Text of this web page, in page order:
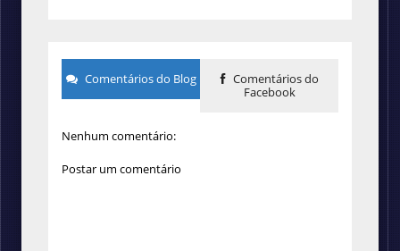
Comentários do Blog
Comentários do
Facebook
Nenhum comentário:
Postar um comentário